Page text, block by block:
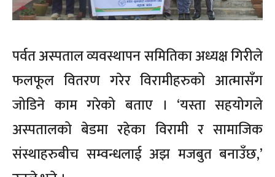
पर्वत अस्पताल व्यवस्थापन समितिका अध्यक्ष गिरीले
फलफूल वितरण गरेर विरामीहरुको आत्मासँग
जोडिने काम गरेको बताए । ‘यस्ता सहयोगले
अस्पतालको बेडमा रहेका विरामी र सामाजिक
संस्थाहरुबीच सम्वन्धलाई अझ मजबुत बनाउँछ,’